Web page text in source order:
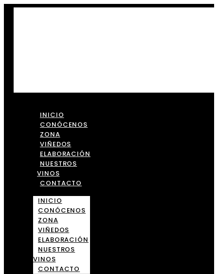
INICIO
CONÓCENOS
ZONA
VIÑEDOS
ELABORACIÓN
NUESTROS
VINOS
CONTACTO
INICIO
CONÓCENOS
ZONA
VIÑEDOS
ELABORACIÓN
NUESTROS
VINOS
CONTACTO